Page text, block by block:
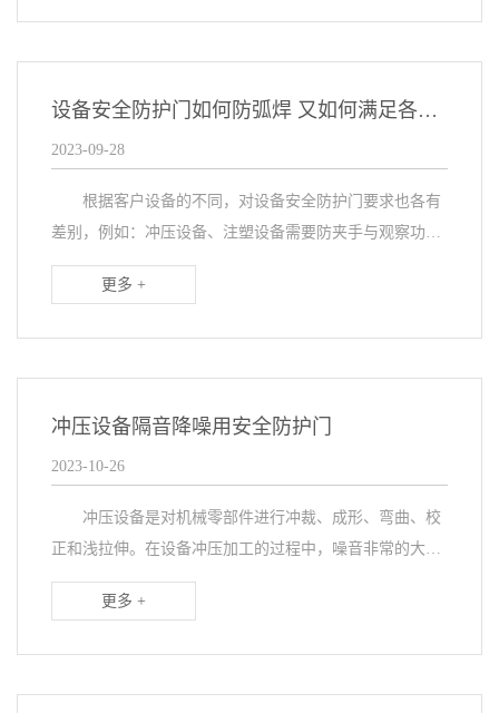
设备安全防护门如何防弧焊 又如何满足各种设备要求的
2023-09-28
根据客户设备的不同，对设备安全防护门要求也各有
差别，例如：冲压设备、注塑设备需要防夹手与观察功
能；水刀房切割机需要门帘耐磨、耐划、耐戳；激光焊接
设备需要防弧焊、防弧光功能。那该门是如何做到这些防
更多 +
冲压设备隔音降噪用安全防护门
2023-10-26
冲压设备是对机械零部件进行冲裁、成形、弯曲、校
正和浅拉伸。在设备冲压加工的过程中，噪音非常的大，
工厂每天都会有哐当哐当的声音，并且这么高强度的冲
压，员工不小心碰到容易造成被夹被压，因此会匹配设备
更多 +